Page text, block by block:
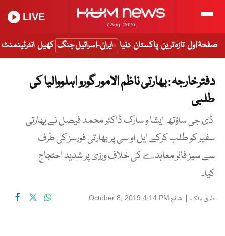
7 Aug, 2026
LIVE
صفحۂ اول تازہ ترین پاکستان دنیا ایران-اسرائیل جنگ کھیل انٹرٹینمنٹ
دفترخارجہ : بھارتی ناظم الامور گورو اہلووالیا کی
طلبی
ڈی جی ساؤتھ ایشا و سارک ڈاکٹر محمد فیصل نے بھارتی
سفیر کو طلب کرکے ایل او سی پر بھارتی فورسز کی طرف
سے سیز فائر معاہدے کی خلاف ورزی پر شدید احتجاج
کیا۔
طارق ملک | شائع October 8, 2019 4:14 PM